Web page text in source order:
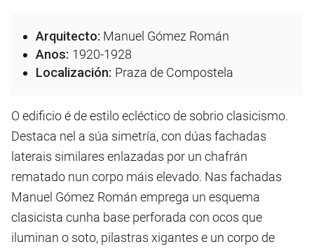
Arquitecto: Manuel Gómez Román
Anos: 1920-1928
Localización: Praza de Compostela
O edificio é de estilo ecléctico de sobrio clasicismo.
Destaca nel a súa simetría, con dúas fachadas
laterais similares enlazadas por un chafrán
rematado nun corpo máis elevado. Nas fachadas
Manuel Gómez Román emprega un esquema
clasicista cunha base perforada con ocos que
iluminan o soto, pilastras xigantes e un corpo de